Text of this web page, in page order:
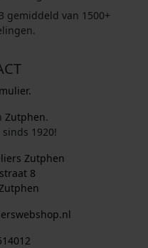
gemiddeld van 1500+
Zutphen.
1920!
Zutphen
8